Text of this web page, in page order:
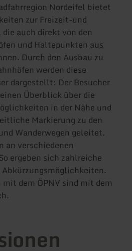
Nordeifel bietet
zur Freizeit-und
auch direkt von den
und Haltepunkten aus
Durch den Ausbau zu
werden diese
dargestellt: Der Besucher
Überblick über die
in der Nähe und
Markierung zu den
Wanderwegen geleitet.
an verschiedenen
ergeben sich zahlreiche
dem ÖPNV sind mit dem